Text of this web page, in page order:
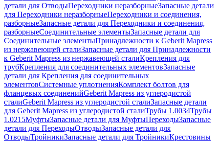
детали для ОтводыПереходники неразборныеЗапасные детали
для Переходники неразборныеПереходники и соединения,
разборныеЗапасные детали для Переходники и соединения,
разборныеСоединительные элементыЗапасные детали для
Соединительные элементыПринадлежности к Geberit Mapress
из нержавеющей сталиЗапасные детали для Принадлежности
к Geberit Mapress из нержавеющей сталиКрепления для
трубКрепления для соединительных элементовЗапасные
детали для Крепления для соединительных
элементовСистемные уплотненияКомплект болтов для
фланцевых соединенийGeberit Mapress из углеродистой
сталиGeberit Mapress из углеродистой сталиЗапасные детали
для Geberit Mapress из углеродистой сталиТрубы 1.0034Трубы
1.0215МуфтыЗапасные детали для МуфтыПереходыЗапасные
детали для ПереходыОтводыЗапасные детали для
ОтводыТройникиЗапасные детали для ТройникиКрестовины